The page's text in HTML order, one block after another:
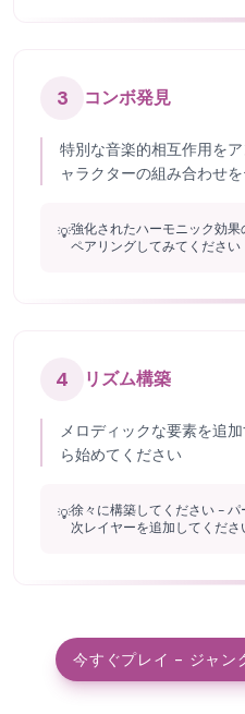
3 コンボ発見
特別な音楽的相互作用を
ャラクターの組み合わせ
💡強化されたハーモニック効
ペアリングしてみてください
4 リズム構築
メロディックな要素を追
ら始めてください
💡徐々に構築してください -
次レイヤーを追加してくださ
今すぐプレイ - ジャン